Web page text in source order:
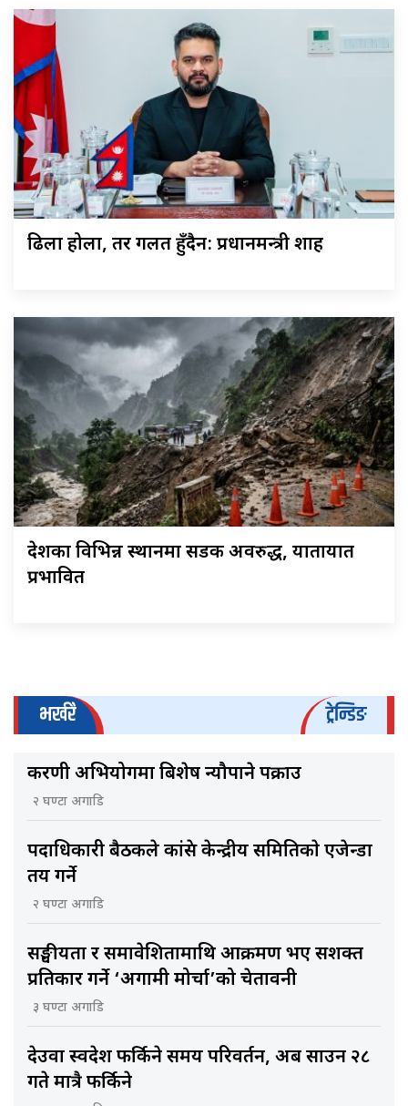
ढिला होला, तर गलत हुँदैन: प्रधानमन्त्री शाह
देशका विभिन्न स्थानमा सडक अवरुद्ध, यातायात
प्रभावित
भर्खरै ट्रेन्डिङ
करणी अभियोगमा बिशेष न्यौपाने पक्राउ
२ घण्टा अगाडि
पदाधिकारी बैठकले कांग्रेस केन्द्रीय समितिकाे एजेन्डा
तय गर्ने
२ घण्टा अगाडि
सङ्घीयता र समावेशितामाथि आक्रमण भए सशक्त
प्रतिकार गर्ने ‘अग्रगामी मोर्चा’को चेतावनी
३ घण्टा अगाडि
देउवा स्वदेश फर्किने समय परिवर्तन, अब साउन २८
गते मात्रै फर्किने